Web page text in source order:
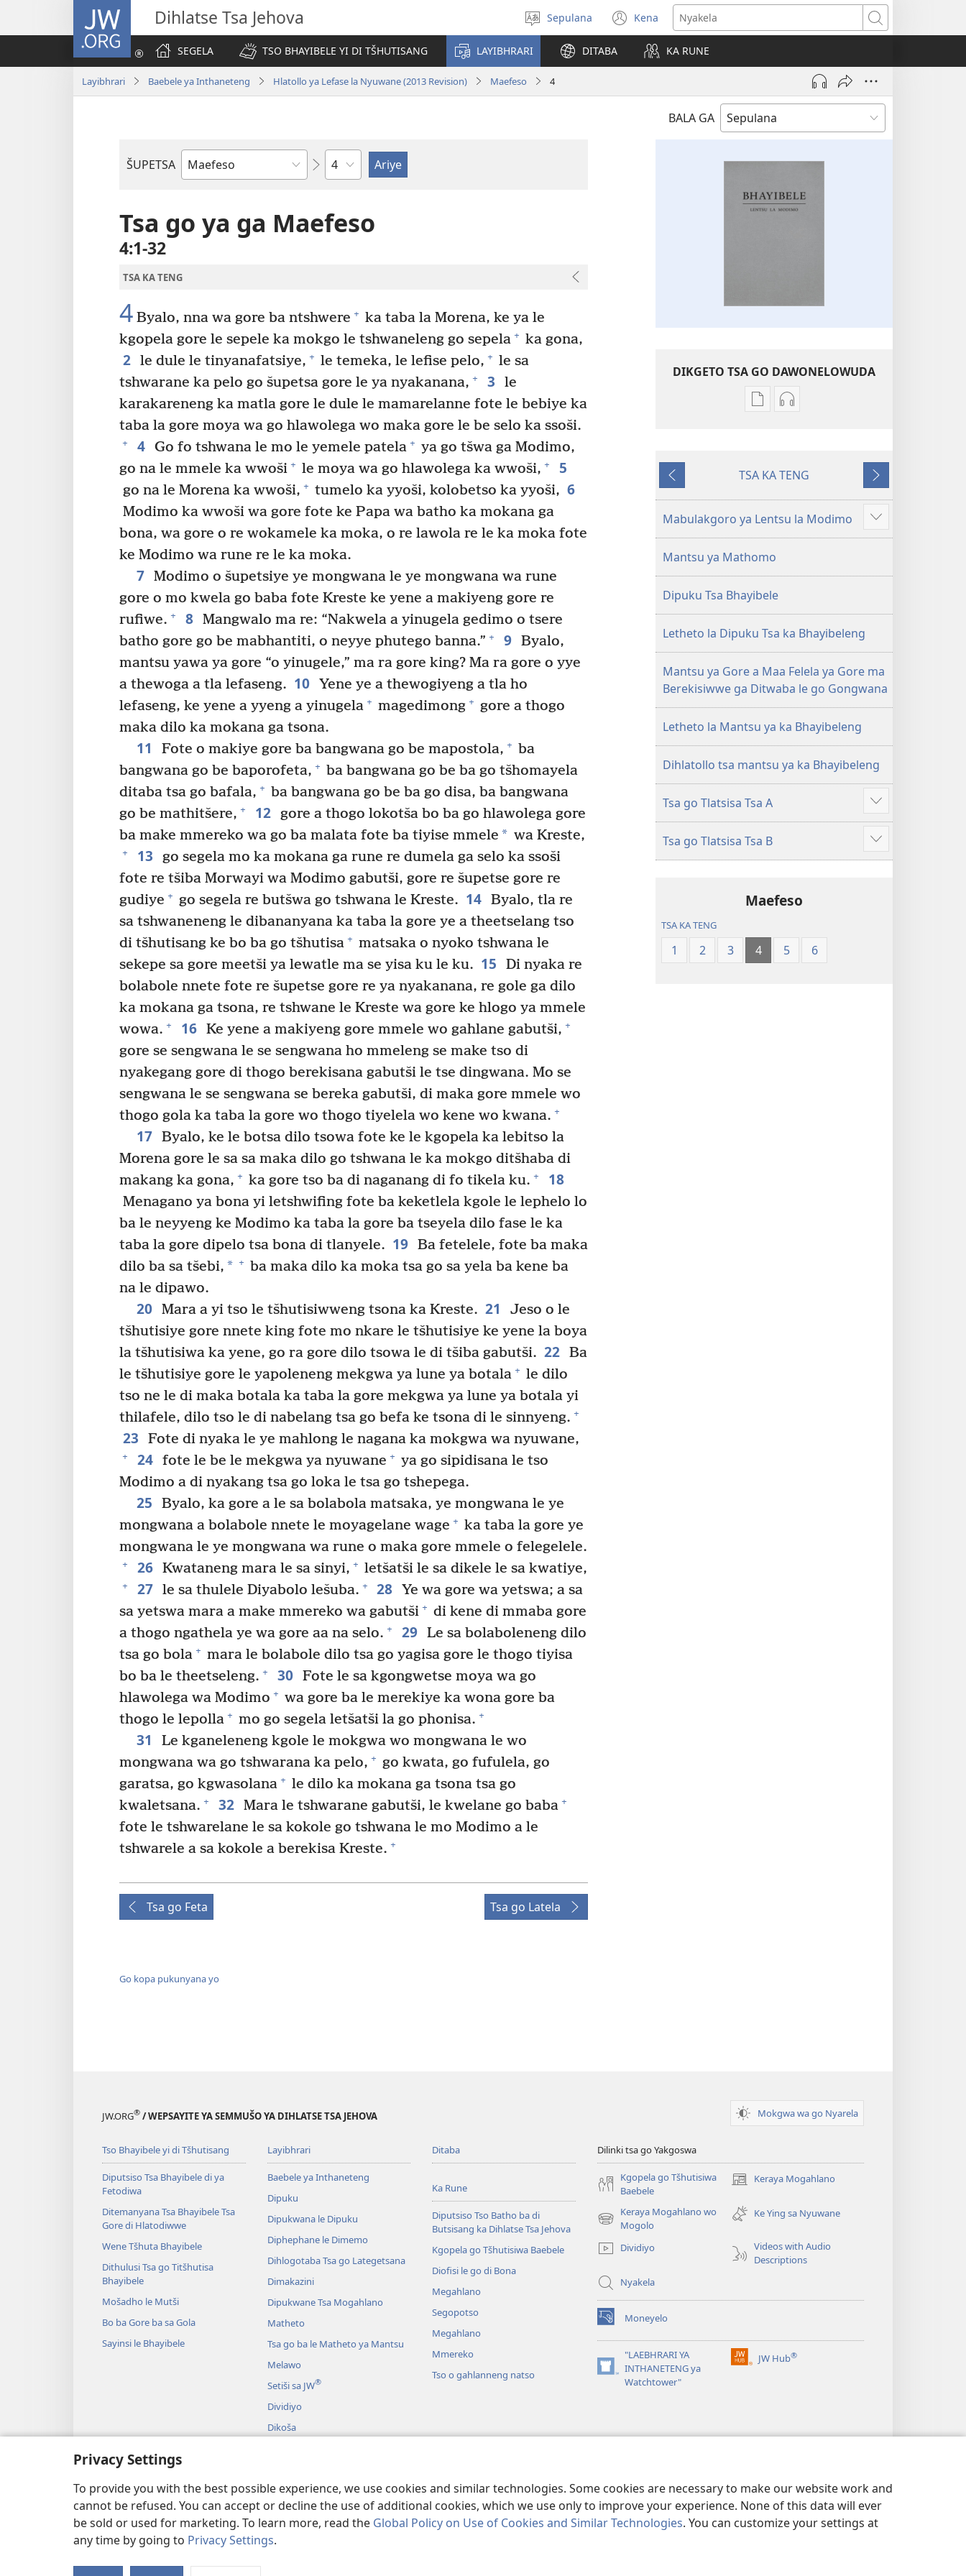
Privacy Settings
To provide you with the best possible experience, we use cookies and similar technologies. Some cookies are necessary to make our website work and
cannot be refused. You can accept or decline the use of additional cookies, which we use only to improve your experience. None of this data will ever
be sold or used for marketing. To learn more, read the Global Policy on Use of Cookies and Similar Technologies. You can customize your settings at
any time by going to Privacy Settings.
JW.ORG Dihlatse Tsa Jehova
Kgeta
mmolabolo
Sepulana Kena
(opens
new
window)
Nyakela
SEGELA
TSO BHAYIBELE YI DI TŠHUTISANG LAYIBHRARI DITABA KA RUNE
Layibhrari Baebele ya Inthaneteng Hlatollo ya Lefase la Nyuwane (2013 Revision) Maefeso 4
BALA GA
ŠUPETSA
Puku
Karoganyo
Tsa go ya ga Maefeso
4:1-32
TSA KA TENG
4 Byalo, nna wa gore ba ntshwere + ka taba la Morena, ke ya le
kgopela gore le sepele ka mokgo le tshwaneleng go sepela + ka gona,
2 le dule le tinyanafatsiye, + le temeka, le lefise pelo, + le sa
tshwarane ka pelo go šupetsa gore le ya nyakanana, + 3
le
karakareneng ka matla gore le dule le mamarelanne fote le bebiye ka
taba la gore moya wa go hlawolega wo maka gore le be selo ka ssoši.
+ 4 Go fo tshwana le mo le yemele patela + ya go tšwa ga Modimo,
go na le mmele ka wwoši + le moya wa go hlawolega ka wwoši, + 5
go na le Morena ka wwoši, + tumelo ka yyoši, kolobetso ka yyoši, 6
Modimo ka wwoši wa gore fote ke Papa wa batho ka mokana ga
bona, wa gore o re wokamele ka moka, o re lawola re le ka moka fote
ke Modimo wa rune re le ka moka.
7 Modimo o šupetsiye ye mongwana le ye mongwana wa rune
gore o mo kwela go baba fote Kreste ke yene a makiyeng gore re
rufiwe. + 8 Mangwalo ma re: “Nakwela a yinugela gedimo o tsere
batho gore go be mabhantiti, o neyye phutego banna.” + 9 Byalo,
mantsu yawa ya gore “o yinugele,” ma ra gore king? Ma ra gore o yye
a thewoga a tla lefaseng. 10 Yene ye a thewogiyeng a tla ho
lefaseng, ke yene a yyeng a yinugela + magedimong + gore a thogo
maka dilo ka mokana ga tsona.
11 Fote o makiye gore ba bangwana go be mapostola, + ba
bangwana go be baporofeta, + ba bangwana go be ba go tšhomayela
ditaba tsa go bafala, + ba bangwana go be ba go disa, ba bangwana
go be mathitšere, + 12 gore a thogo lokotša bo ba go hlawolega gore
ba make mmereko wa go ba malata fote ba tiyise mmele * wa Kreste,
+ 13
go segela mo ka mokana ga rune re dumela ga selo ka ssoši
fote re tšiba Morwayi wa Modimo gabutši, gore re šupetse gore re
gudiye + go segela re butšwa go tshwana le Kreste. 14 Byalo, tla re
sa tshwaneneng le dibananyana ka taba la gore ye a theetselang tso
di tšhutisang ke bo ba go tšhutisa + matsaka o nyoko tshwana le
sekepe sa gore meetši ya lewatle ma se yisa ku le ku. 15
Di nyaka re
bolabole nnete fote re šupetse gore re ya nyakanana, re gole ga dilo
ka mokana ga tsona, re tshwane le Kreste wa gore ke hlogo ya mmele
wowa. + 16 Ke yene a makiyeng gore mmele wo gahlane gabutši, +
gore se sengwana le se sengwana ho mmeleng se make tso di
nyakegang gore di thogo berekisana gabutši le tse dingwana. Mo se
sengwana le se sengwana se bereka gabutši, di maka gore mmele wo
thogo gola ka taba la gore wo thogo tiyelela wo kene wo kwana. +
17 Byalo, ke le botsa dilo tsowa fote ke le kgopela ka lebitso la
Morena gore le sa sa maka dilo go tshwana le ka mokgo ditšhaba di
makang ka gona, + ka gore tso ba di naganang di fo tikela ku. + 18
Menagano ya bona yi letshwifing fote ba keketlela kgole le lephelo lo
ba le neyyeng ke Modimo ka taba la gore ba tseyela dilo fase le ka
taba la gore dipelo tsa bona di tlanyele. 19 Ba fetelele, fote ba maka
dilo ba sa tšebi, * + ba maka dilo ka moka tsa go sa yela ba kene ba
na le dipawo.
20 Mara a yi tso le tšhutisiwweng tsona ka Kreste. 21
Jeso o le
tšhutisiye gore nnete king fote mo nkare le tšhutisiye ke yene la boya
la tšhutisiwa ka yene, go ra gore dilo tsowa le di tšiba gabutši. 22 Ba
le tšhutisiye gore le yapoleneng mekgwa ya lune ya botala + le dilo
tso ne le di maka botala ka taba la gore mekgwa ya lune ya botala yi
thilafele, dilo tso le di nabelang tsa go befa ke tsona di le sinnyeng. +
23 Fote di nyaka le ye mahlong le nagana ka mokgwa wa nyuwane,
+ 24 fote le be le mekgwa ya nyuwane + ya go sipidisana le tso
Modimo a di nyakang tsa go loka le tsa go tshepega.
25
Byalo, ka gore a le sa bolabola matsaka, ye mongwana le ye
mongwana a bolabole nnete le moyagelane wage + ka taba la gore ye
mongwana le ye mongwana wa rune o maka gore mmele o felegelele.
+ 26 Kwataneng mara le sa sinyi, + letšatši le sa dikele le sa kwatiye,
+ 27 le sa thulele Diyabolo lešuba. + 28 Ye wa gore wa yetswa; a sa
sa yetswa mara a make mmereko wa gabutši + di kene di mmaba gore
a thogo ngathela ye wa gore aa na selo. + 29 Le sa bolaboleneng dilo
tsa go bola + mara le bolabole dilo tsa go yagisa gore le thogo tiyisa
bo ba le theetseleng. + 30 Fote le sa kgongwetse moya wa go
hlawolega wa Modimo + wa gore ba le merekiye ka wona gore ba
thogo le lepolla + mo go segela letšatši la go phonisa. +
31
Le kganeleneng kgole le mokgwa wo mongwana le wo
mongwana wa go tshwarana ka pelo, + go kwata, go fufulela, go
garatsa, go kgwasolana + le dilo ka mokana ga tsona tsa go
kwaletsana. + 32 Mara le tshwarane gabutši, le kwelane go baba +
fote le tshwarelane le sa kokole go tshwana le mo Modimo a le
tshwarele a sa kokole a berekisa Kreste. +
Tsa go Feta Tsa go Latela
Go kopa pukunyana yo
DIKGETO TSA GO DAWONELOWUDA
Dikgeto
dikgatiso
Lefase
Nyuwane
ya
Mangwalo
ya
go
Hlawolega
Dikgeto
dawonelowuda
tsa
theetsela
Hlatollo
la
ya
Mangwalo
ya
go
Hlawolega
Tsa
go
Feta
TSA KA TENG
Tsa
go
Latela
Mabulakgoro ya Lentsu la Modimo
Šupetsa
tsa
tlala
Mantsu ya Mathomo
Dipuku Tsa Bhayibele
Letheto la Dipuku Tsa ka Bhayibeleng
Mantsu ya Gore a Maa Felela ya Gore ma
Berekisiwwe ga Ditwaba le go Gongwana
Letheto la Mantsu ya ka Bhayibeleng
Dihlatollo tsa mantsu ya ka Bhayibeleng
Tsa go Tlatsisa Tsa A
Šupetsa
tsa
go
tlala
Tsa go Tlatsisa Tsa B
Šupetsa
tsa
Maefeso
TSA KA TENG
1 2 3 4 5 6
JW.ORG® / WEPSAYITE YA SEMMUŠO YA DIHLATSE TSA JEHOVA Mokgwa wa go Nyarela
Tso Bhayibele yi di Tšhutisang
Diputsiso Tsa Bhayibele di ya
Fetodiwa
Ditemanyana Tsa Bhayibele Tsa
Gore di Hlatodiwwe
Wene Tšhuta Bhayibele
Dithulusi Tsa go Titšhutisa
Bhayibele
Mošadho le Mutši
Bo ba Gore ba sa Gola
Sayinsi le Bhayibele
Layibhrari
Baebele ya Inthaneteng
Dipuku
Dipukwana le Dipuku
Diphephane le Dimemo
Dihlogotaba Tsa go Lategetsana
Dimakazini
Dipukwane Tsa Mogahlano
Matheto
Tsa go ba le Matheto ya Mantsu
Melawo
Setiši sa JW®
Dividiyo
Dikoša
Derama
Ditaba
Ka Rune
Diputsiso Tso Batho ba di
Butsisang ka Dihlatse Tsa Jehova
Kgopela go Tšhutisiwa Baebele
Diofisi le go di Bona
Megahlano
Segopotso
Megahlano
Mmereko
Tso o gahlanneng natso
Dilinki tsa go Yakgoswa
Kgopela go Tšhutisiwa
Baebele
Keraya Mogahlano
(opens
window)
Keraya Mogahlano wo
Mogolo
(opens
window)
Ke Ying sa Nyuwane
Dividiyo
Videos with Audio
Descriptions
Nyakela
Moneyelo
(opens
new
window)"LAEBHRARI YA
INTHANETENG ya
Watchtower"
(opens
JW Hub®
(opens
Copyright© 2026 Watch Tower Bible and Tract Society of Pennsylvania.